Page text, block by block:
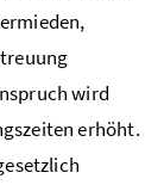
wird
erhöht.